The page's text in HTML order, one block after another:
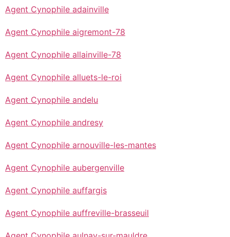
Agent Cynophile adainville
Agent Cynophile aigremont-78
Agent Cynophile allainville-78
Agent Cynophile alluets-le-roi
Agent Cynophile andelu
Agent Cynophile andresy
Agent Cynophile arnouville-les-mantes
Agent Cynophile aubergenville
Agent Cynophile auffargis
Agent Cynophile auffreville-brasseuil